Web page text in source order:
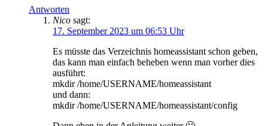
Antworten
Nico sagt:
17. September 2023 um 06:53 Uhr
Es müsste das Verzeichnis homeassistant schon geben,
das kann man einfach beheben wenn man vorher dies
ausführt:
mkdir /home/USERNAME/homeassistant
und dann:
mkdir /home/USERNAME/homeassistant/config